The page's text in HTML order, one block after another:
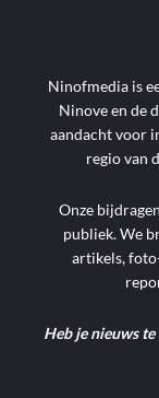
Ninofmedia is
Ninove en de
aandacht voor
regio van
Onze
publiek. We
artikels,
Heb je nieuws